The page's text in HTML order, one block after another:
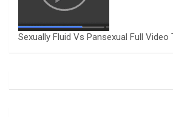
Sexually Fluid Vs Pansexual Full Video